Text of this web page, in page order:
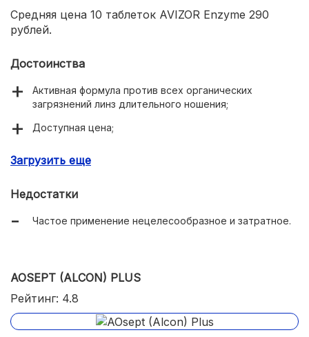
Средняя цена 10 таблеток AVIZOR Enzyme 290
рублей.
Достоинства
Активная формула против всех органических
загрязнений линз длительного ношения;
Доступная цена;
Загрузить еще
Недостатки
Частое применение нецелесообразное и затратное.
AOSEPT (ALCON) PLUS
Рейтинг: 4.8